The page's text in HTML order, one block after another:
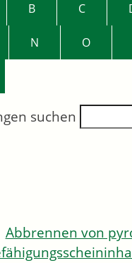
B C
N O
suchen
Abbrennen von